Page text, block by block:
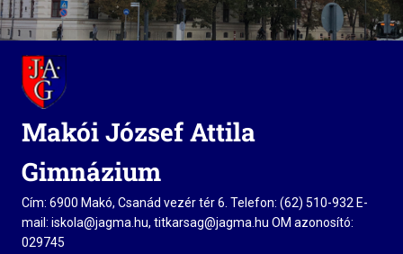
Skip
content
Makói József Attila
Gimnázium
Cím: 6900 Makó, Csanád vezér tér 6. Telefon: (62) 510-932 E-
mail: iskola@jagma.hu, titkarsag@jagma.hu OM azonosító:
029745